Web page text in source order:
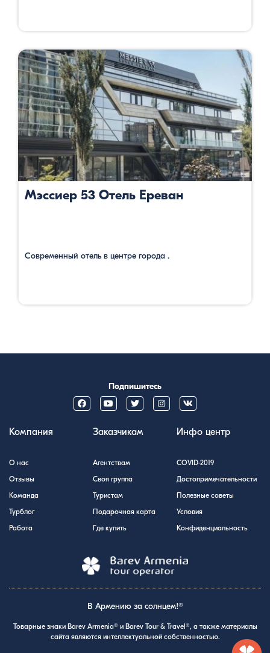
Мэссиер 53 Отель Ереван
Современный отель в центре города .
Подпишитесь
Компания
О нас
Отзывы
Команда
Турблог
Работа
Заказчикам
Агентствам
Своя группа
Туристам
Подарочная карта
Где купить
Инфо центр
COVID-2019
Достопримечательности
Полезные советы
Условия
Конфиденциальность
В Армению за солнцем!®
Товарные знаки Barev Armenia® и Barev Tour & Travel®, а также материалы
сайта являются интеллектуальной собственностью.